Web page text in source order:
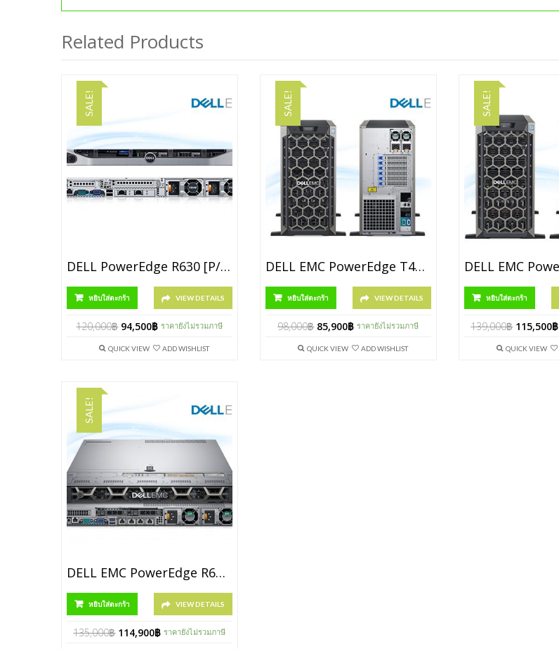
Related Products
SALE!
DELL PowerEdge R630 [P/N SNSR630MLK2]
หยิบใส่ตะกร้า VIEW DETAILS
120,000฿ 94,500฿ ราคายังไม่รวมภาษี
QUICK VIEW ADD WISHLIST
SALE!
DELL EMC PowerEdge T440 [P/N SNST4403106]
หยิบใส่ตะกร้า VIEW DETAILS
98,000฿ 85,900฿ ราคายังไม่รวมภาษี
QUICK VIEW ADD WISHLIST
SALE!
หยิบใส่ตะกร้า
139,000฿ 115,500฿
QUICK VIEW
SALE!
DELL EMC PowerEdge R640 [P/N SNSR6404110]
หยิบใส่ตะกร้า VIEW DETAILS
135,000฿ 114,900฿ ราคายังไม่รวมภาษี